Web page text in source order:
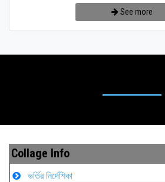
See more
Collage Info
ভর্তির নির্দেশিকা